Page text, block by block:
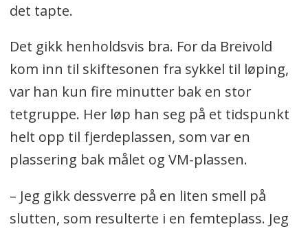
det tapte.
Det gikk henholdsvis bra. For da Breivold
kom inn til skiftesonen fra sykkel til løping,
var han kun fire minutter bak en stor
tetgruppe. Her løp han seg på et tidspunkt
helt opp til fjerdeplassen, som var en
plassering bak målet og VM-plassen.
– Jeg gikk dessverre på en liten smell på
slutten, som resulterte i en femteplass. Jeg